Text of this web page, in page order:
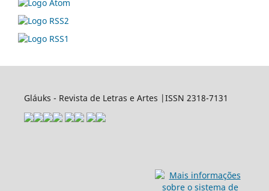
Gláuks - Revista de Letras e Artes |ISSN 2318-7131